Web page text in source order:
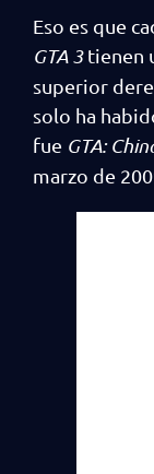
Eso es que
GTA 3tienen
superior
solo ha
fue GTA:
marzo de